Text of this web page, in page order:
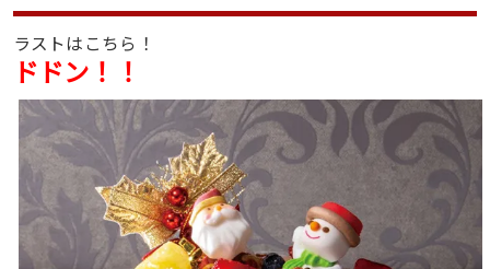
ラストはこちら！
ドドン！！